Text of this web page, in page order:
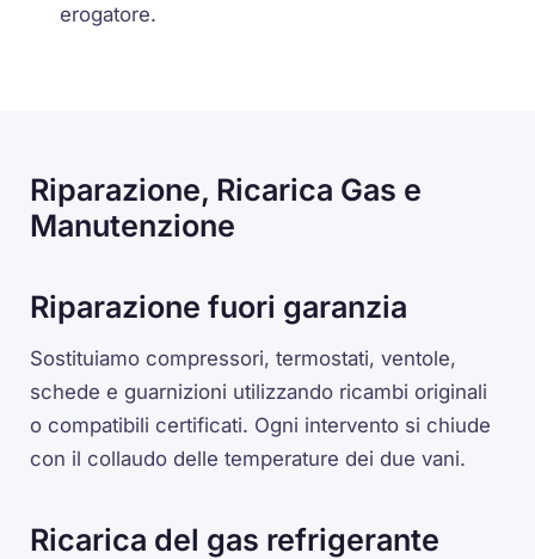
erogatore.
Riparazione, Ricarica Gas e
Manutenzione
Riparazione fuori garanzia
Sostituiamo compressori, termostati, ventole,
schede e guarnizioni utilizzando ricambi originali
o compatibili certificati. Ogni intervento si chiude
con il collaudo delle temperature dei due vani.
Ricarica del gas refrigerante